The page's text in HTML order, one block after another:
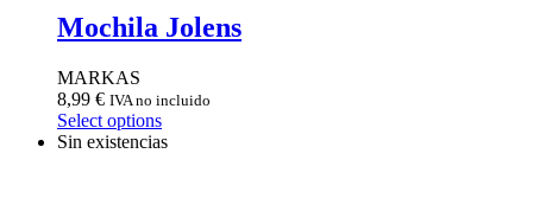
Mochila Jolens
MARKAS
8,99 € IVA no incluido
Select options
Sin existencias